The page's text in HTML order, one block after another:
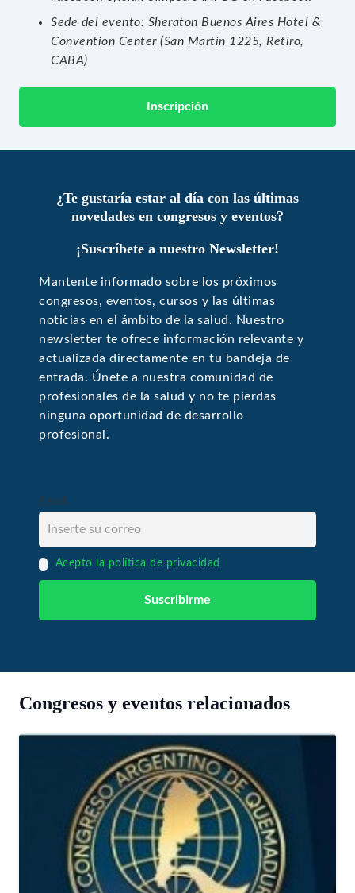
Sede del evento: Sheraton Buenos Aires Hotel &
Convention Center (San Martín 1225, Retiro,
CABA)
Inscripción
¿Te gustaría estar al día con las últimas
novedades en congresos y eventos?
¡Suscríbete a nuestro Newsletter!
Mantente informado sobre los próximos
congresos, eventos, cursos y las últimas
noticias en el ámbito de la salud. Nuestro
newsletter te ofrece información relevante y
actualizada directamente en tu bandeja de
entrada. Únete a nuestra comunidad de
profesionales de la salud y no te pierdas
ninguna oportunidad de desarrollo
profesional.
Email
Acepto la política de privacidad
Congresos y eventos relacionados